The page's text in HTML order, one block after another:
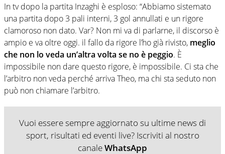
In tv dopo la partita Inzaghi è esploso: “Abbiamo sistemato
una partita dopo 3 pali interni, 3 gol annullati e un rigore
clamoroso non dato. Var? Non mi va di parlarne, il discorso è
ampio e va oltre oggi. il fallo da rigore l’ho già rivisto, meglio
che non lo veda un’altra volta se no è peggio. È
impossibile non dare questo rigore, è impossibile. Ci sta che
l’arbitro non veda perché arriva Theo, ma chi sta seduto non
può non chiamare l’arbitro.
Vuoi essere sempre aggiornato su ultime news di
sport, risultati ed eventi live? Iscriviti al nostro
canaleWhatsApp